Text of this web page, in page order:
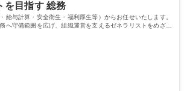
を目指す 総務
給与計算・安全衛生・福利厚生等）からお任せいたします。
へ守備範囲を広げ、組織運営を支えるゼネラリストをめざせ